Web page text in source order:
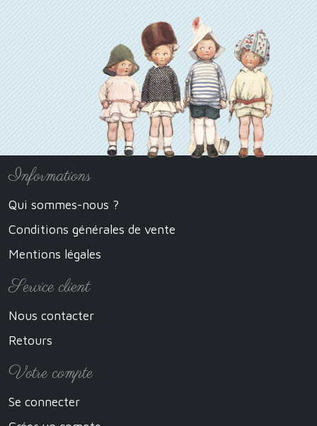
Informations
Qui sommes-nous ?
Conditions générales de vente
Mentions légales
Service client
Nous contacter
Retours
Votre compte
Se connecter